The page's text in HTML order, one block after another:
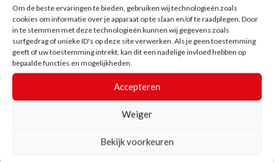
Om de beste ervaringen te bieden, gebruiken wij technologieën zoals
cookies om informatie over je apparaat op te slaan en/of te raadplegen. Door
in te stemmen met deze technologieën kunnen wij gegevens zoals
surfgedrag of unieke ID's op deze site verwerken. Als je geen toestemming
geeft of uw toestemming intrekt, kan dit een nadelige invloed hebben op
bepaalde functies en mogelijkheden.
Accepteren
Weiger
Bekijk voorkeuren